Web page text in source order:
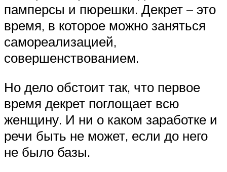
памперсы и пюрешки. Декрет – это
время, в которое можно заняться
самореализацией,
совершенствованием.
Но дело обстоит так, что первое
время декрет поглощает всю
женщину. И ни о каком заработке и
речи быть не может, если до него
не было базы.